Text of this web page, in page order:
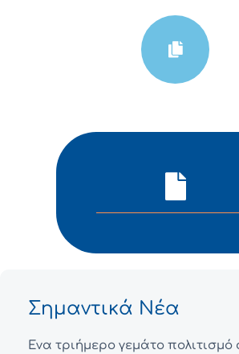
Σημαντικά Νέα
Ένα τριήμερο γεμάτο πολιτισμό